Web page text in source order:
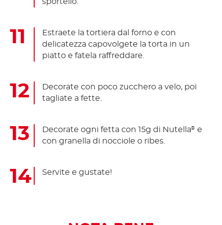
Estraete la tortiera dal forno e con
delicatezza capovolgete la torta in un
piatto e fatela raffreddare.
Decorate con poco zucchero a velo, poi
tagliate a fette.
Decorate ogni fetta con 15g di Nutella® e
con granella di nocciole o ribes.
Servite e gustate!